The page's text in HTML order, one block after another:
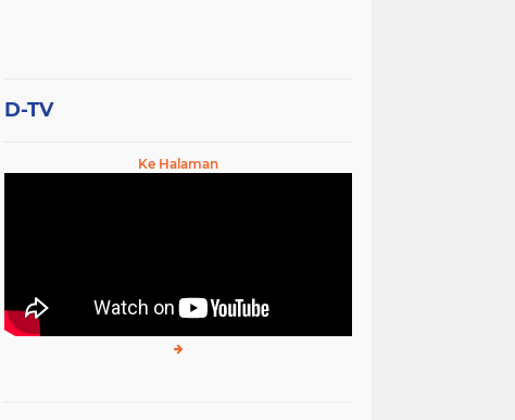
D-TV
Ke Halaman